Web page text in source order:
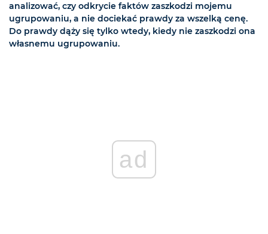
analizować, czy odkrycie faktów zaszkodzi mojemu
ugrupowaniu, a nie dociekać prawdy za wszelką cenę.
Do prawdy dąży się tylko wtedy, kiedy nie zaszkodzi ona
własnemu ugrupowaniu.
ad